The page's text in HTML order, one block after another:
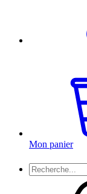
Mon panier